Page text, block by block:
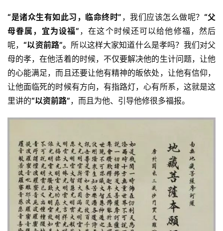
“是诸众生有如此习，临命终时” ，我们应该怎么做呢？ “父
母眷属，宜为设福” ，在这个时候还可以给他修福，然后
呢，“以资前路”。 所以这样大家知道什么是孝吗？我们对父
母的孝，在他活着的时候，不仅要解决他的生计问题，让他
的心能满足，而且还要让他有精神的皈依处，让他有信仰，
让他面临死的时候有方向，有指路灯，心有所系，这就是这
里讲的“以资前路”，而且为他、引导他修很多福报。